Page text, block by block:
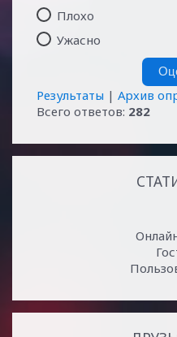
Плохо
Ужасно
Результаты | Архив
Всего ответов: 282